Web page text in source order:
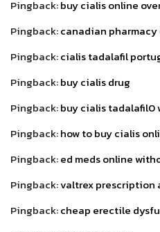
Pingback:buy cialis online
Pingback:canadian pharmacy
Pingback:cialis tadalafil
Pingback:buy cialis drug
Pingback:buy cialis tadalafil0
Pingback:how to buy cialis
Pingback:ed meds online
Pingback:valtrex prescription
Pingback:cheap erectile